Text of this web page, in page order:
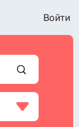
Войти
